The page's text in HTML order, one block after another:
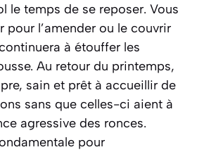
le temps de se reposer. Vous
pour l’amender ou le couvrir
à étouffer les
Au retour du printemps,
sain et prêt à accueillir de
sans que celles-ci aient à
agressive des ronces.
pour